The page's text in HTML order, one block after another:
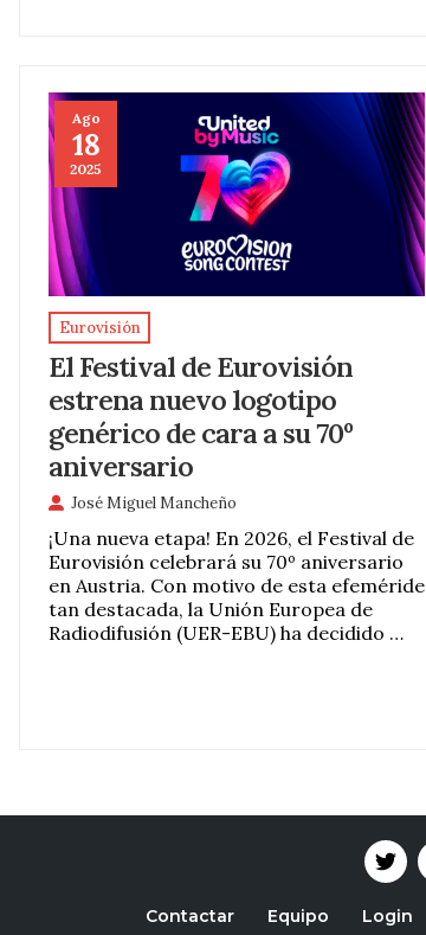
Ago
18
2025
Eurovisión
El Festival de Eurovisión
estrena nuevo logotipo
genérico de cara a su 70º
aniversario
José Miguel Mancheño
¡Una nueva etapa! En 2026, el Festival de
Eurovisión celebrará su 70º aniversario
en Austria. Con motivo de esta efeméride
tan destacada, la Unión Europea de
Radiodifusión (UER-EBU) ha decidido …
Contactar Equipo Login